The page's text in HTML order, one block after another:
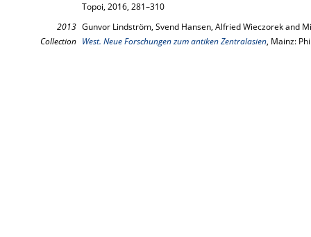
Topoi, 2016, 281–310
2013
Collection
Gunvor Lindström, Svend Hansen, Alfried Wieczorek and
West. Neue Forschungen zum antiken Zentralasien, Mainz: